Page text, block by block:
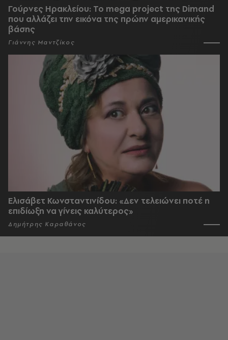
Γούρνες Ηρακλείου: To mega project της Dimand
που αλλάζει την εικόνα της πρώην αμερικανικής
βάσης
Γιάννης Μαντζίκος
Ελισάβετ Κωνσταντινίδου: «Δεν τελειώνει ποτέ η
επιδίωξη να γίνεις καλύτερος»
Δημήτρης Καραθάνος